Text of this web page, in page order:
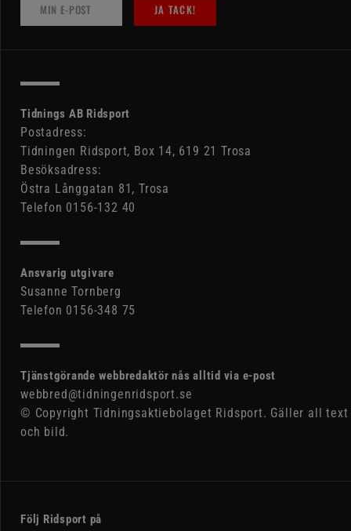
JA TACK!
Tidnings AB Ridsport
Postadress:
Tidningen Ridsport, Box 14, 619 21 Trosa
Besöksadress:
Östra Långgatan 81, Trosa
Telefon 0156-132 40
Ansvarig utgivare
Susanne Tornberg
Telefon 0156-348 75
Tjänstgörande webbredaktör nås alltid via e-post
webbred@tidningenridsport.se
© Copyright Tidningsaktiebolaget Ridsport. Gäller all text
och bild.
Följ Ridsport på